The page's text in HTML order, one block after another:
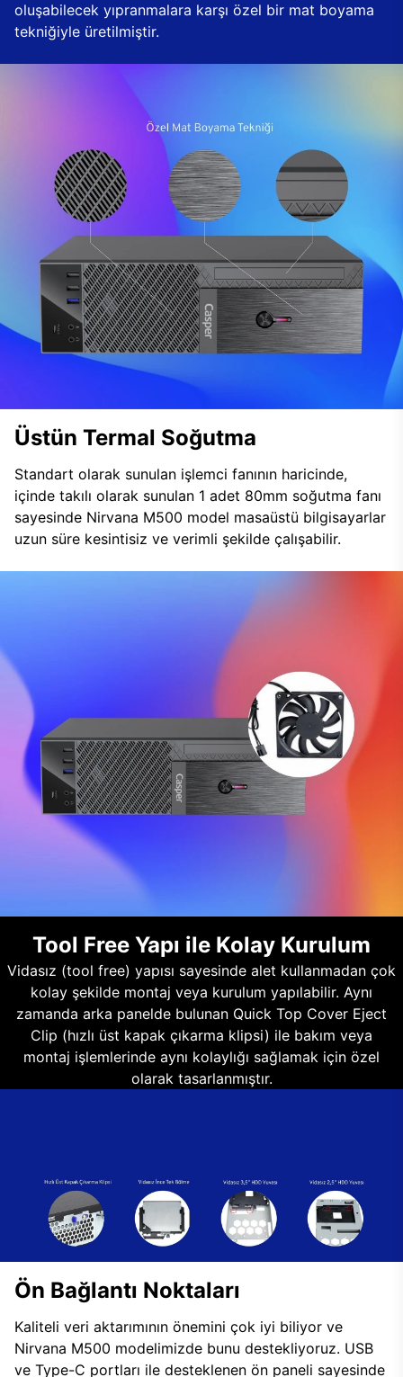
oluşabilecek yıpranmalara karşı özel bir mat boyama
tekniğiyle üretilmiştir.
Üstün Termal Soğutma
Standart olarak sunulan işlemci fanının haricinde,
içinde takılı olarak sunulan 1 adet 80mm soğutma fanı
sayesinde Nirvana M500 model masaüstü bilgisayarlar
uzun süre kesintisiz ve verimli şekilde çalışabilir.
Tool Free Yapı ile Kolay Kurulum
Vidasız (tool free) yapısı sayesinde alet kullanmadan çok
kolay şekilde montaj veya kurulum yapılabilir. Aynı
zamanda arka panelde bulunan Quick Top Cover Eject
Clip (hızlı üst kapak çıkarma klipsi) ile bakım veya
montaj işlemlerinde aynı kolaylığı sağlamak için özel
olarak tasarlanmıştır.
Ön Bağlantı Noktaları
Kaliteli veri aktarımının önemini çok iyi biliyor ve
Nirvana M500 modelimizde bunu destekliyoruz. USB
ve Type-C portları ile desteklenen ön paneli sayesinde